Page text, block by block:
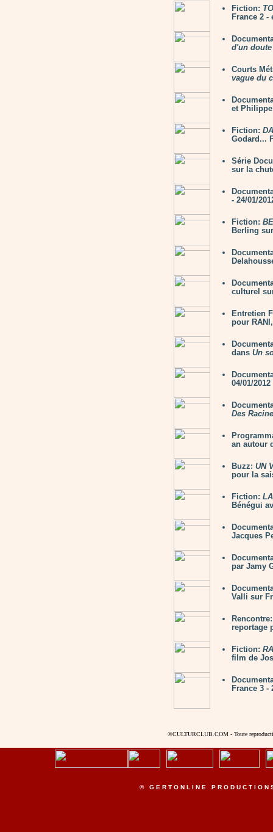
Fiction:
France 2 -
d'un doute
Courts
vague du
et Philippe
Fiction:
Godard...
Série
sur la
- 24/01/
Fiction:
Berling
culturel
Entretien
pour
dans Un
04/01/2012
Des
an autour
Buzz: UN
pour la
Fiction:
Bénégui
Jacques
par Jamy
Valli sur
reportage
Fiction:
film de
France 3 -
©CULTURCLUB.COM - Toute
© GERTONLINE